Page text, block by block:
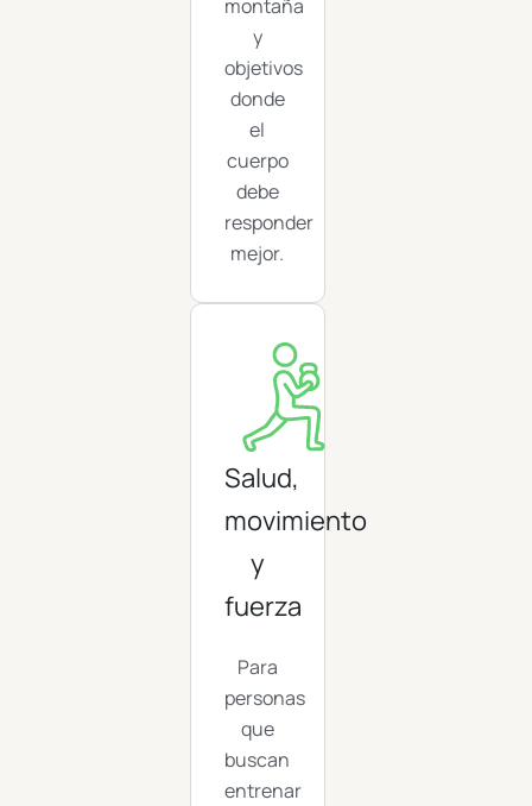
montaña
y
objetivos
donde
el
cuerpo
debe
responder
mejor.
Salud,
movimiento
y
fuerza
Para
personas
que
buscan
entrenar